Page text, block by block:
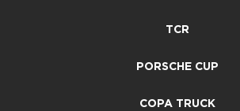
TCR
PORSCHE CUP
COPA TRUCK